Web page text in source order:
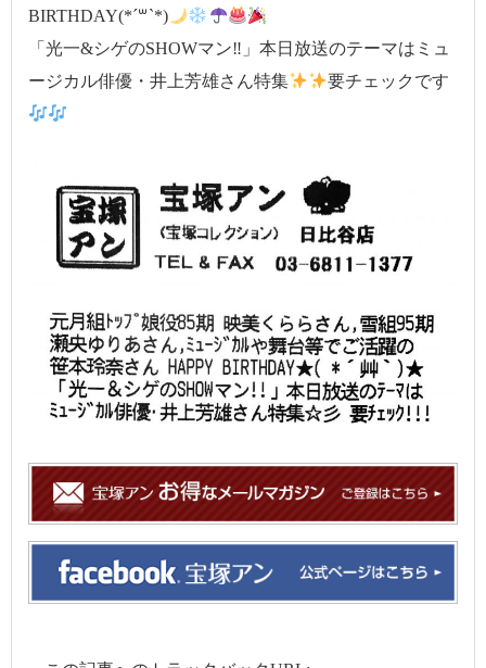
BIRTHDAY(*´꒳`*)
「光一&シゲのSHOWマン‼︎」本日放送のテーマはミュ
ージカル俳優・井上芳雄さん特集
要チェックです